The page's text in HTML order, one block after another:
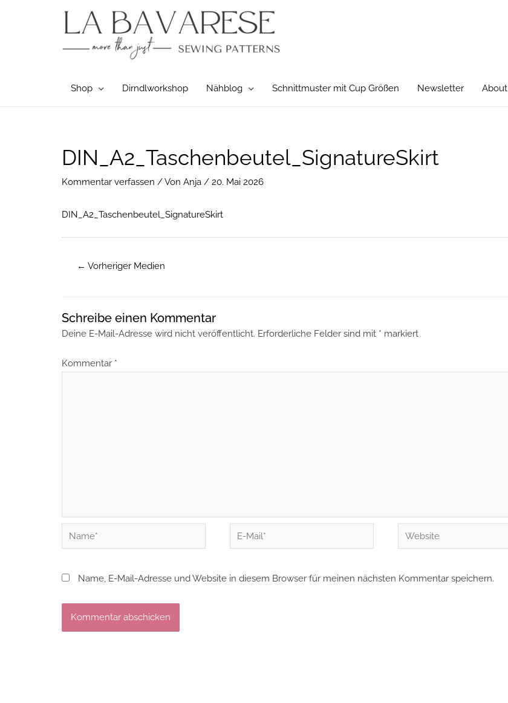
Shop Dirndlworkshop Nähblog Schnittmuster mit Cup Größen Newsletter About
DIN_A2_Taschenbeutel_SignatureSkirt
Kommentar verfassen / Von Anja / 20. Mai 2026
DIN_A2_Taschenbeutel_SignatureSkirt
Post
navigation
← Vorheriger Medien
Schreibe einen Kommentar
Deine E-Mail-Adresse wird nicht veröffentlicht. Erforderliche Felder sind mit * markiert
Kommentar *
Name*
E-
Mail*
Website
Name, E-Mail-Adresse und Website in diesem Browser für meinen nächsten Kommentar speichern.